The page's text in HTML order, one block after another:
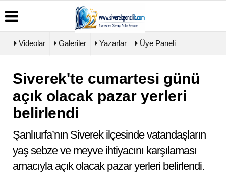
Üye
Paneli
Haber
Arşivi
Haberleri
Biyografiler
Köşe
Video
Galeri
Künye
İletişim
İlkeleri
Videolar Galeriler Yazarlar Üye Paneli
Siverek'te cumartesi günü
açık olacak pazar yerleri
belirlendi
Şanlıurfa’nın Siverek ilçesinde vatandaşların
yaş sebze ve meyve ihtiyacını karşılaması
amacıyla açık olacak pazar yerleri belirlendi.